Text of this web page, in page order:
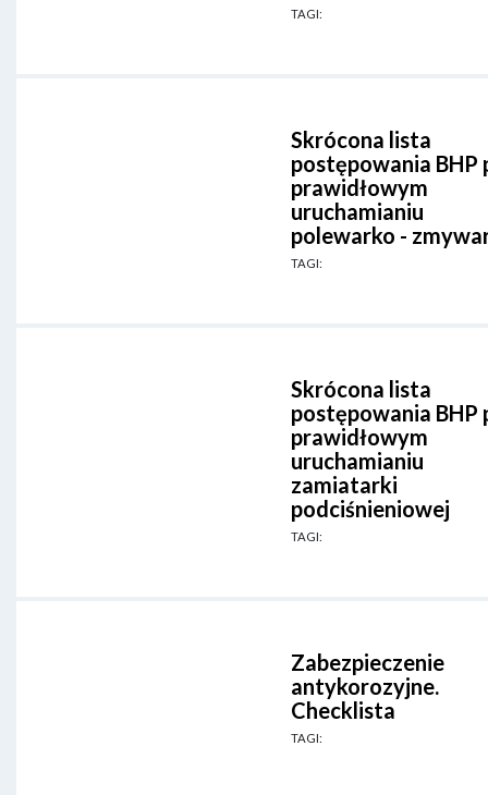
TAGI:
Skrócona lista
postępowania BHP
prawidłowym
uruchamianiu
polewarko -
TAGI:
Skrócona lista
postępowania BHP
prawidłowym
uruchamianiu
zamiatarki
podciśnieniowej
TAGI:
Zabezpieczenie
antykorozyjne.
Checklista
TAGI: